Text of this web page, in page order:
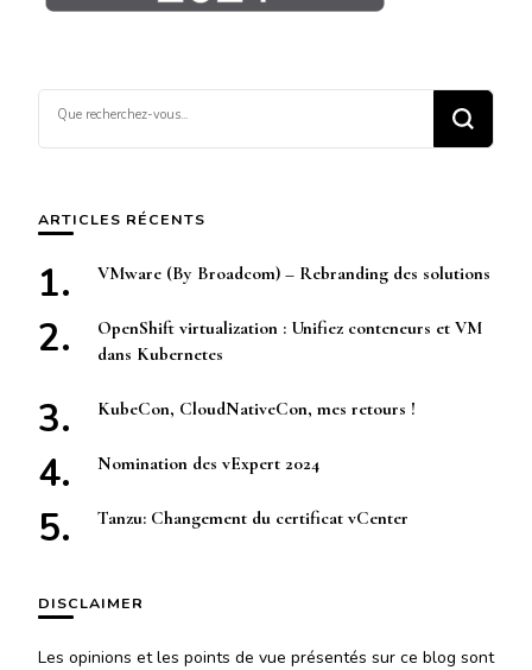
recherchiez
quelque
ARTICLES RÉCENTS
VMware (By Broadcom) – Rebranding des solutions
OpenShift virtualization : Unifiez conteneurs et VM
dans Kubernetes
KubeCon, CloudNativeCon, mes retours !
Nomination des vExpert 2024
Tanzu: Changement du certificat vCenter
DISCLAIMER
Les opinions et les points de vue présentés sur ce blog sont